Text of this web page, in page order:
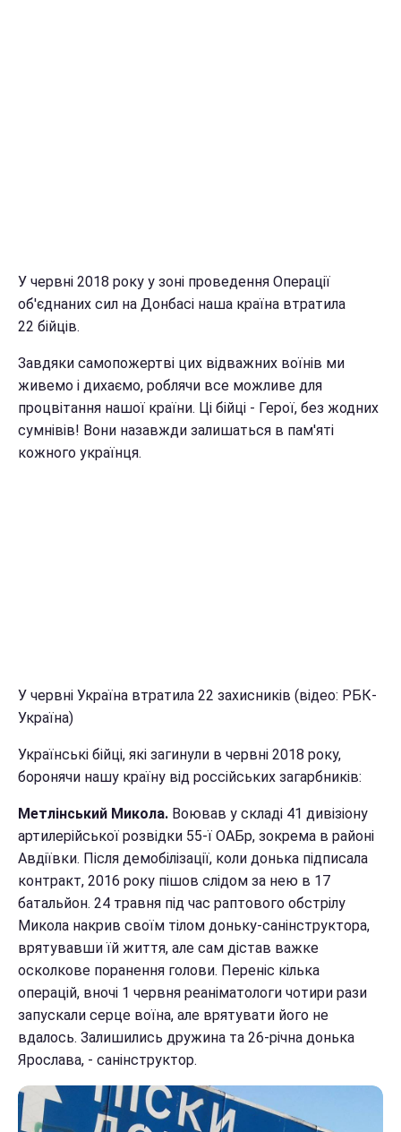
У червні 2018 року у зоні проведення Операції
об'єднаних сил на Донбасі наша країна втратила
22 бійців.
Завдяки самопожертві цих відважних воїнів ми
живемо і дихаємо, роблячи все можливе для
процвітання нашої країни. Ці бійці - Герої, без жодних
сумнівів! Вони назавжди залишаться в пам'яті
кожного українця.
У червні Україна втратила 22 захисників (відео: РБК-
Україна)
Українські бійці, які загинули в червні 2018 року,
боронячи нашу країну від россійських загарбників:
Метлінський Микола. Воював у складі 41 дивізіону
артилерійської розвідки 55-ї ОАБр, зокрема в районі
Авдіївки. Після демобілізації, коли донька підписала
контракт, 2016 року пішов слідом за нею в 17
батальйон. 24 травня під час раптового обстрілу
Микола накрив своїм тілом доньку-санінструктора,
врятувавши їй життя, але сам дістав важке
осколкове поранення голови. Переніс кілька
операцій, вночі 1 червня реаніматологи чотири рази
запускали серце воїна, але врятувати його не
вдалось. Залишились дружина та 26-річна донька
Ярослава, - санінструктор.